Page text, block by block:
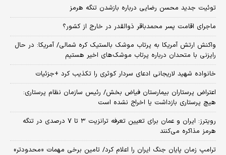
توئیت جدید محسن رضایی درباره بازشدن تنگه هرمز
ماجرای اقامت پسر محمدباقر ذوالقدر در خارج از کشور؟
واکنش ارتش آمریکا به پرتاب موشک بالستیک کره شمالی/ آمریکا: در حال
رایزنی با متحدان درباره پرتاب موشک‌های اخیر هستیم
خانواده شهید لاریجانی ادعای سردار کوثری را تکذیب کرد +جزئیات
اعتراض پرستاران بیمارستان فیاض بخش/ رئیس سازمان نظام پرستاری:
هیچ پرستاری بازداشت یا اخراج نشده است
رویترز: ایران و عمان برای تعیین تعرفه ترانزیت ۳ تا ۷ درصدی در تنگه
هرمز مذاکره می‌کنند
ترامپ زمان پایان جنگ ایران را اعلام کرد/ تامین برخی مهمات «محدودتر»